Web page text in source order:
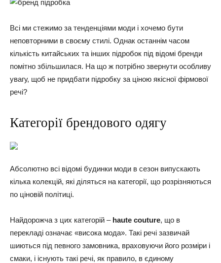
Всі ми стежимо за тенденціями моди і хочемо бути
неповторними в своєму стилі. Однак останнім часом
кількість китайських та інших підробок під відомі бренди
помітно збільшилася. На що ж потрібно звернути особливу
увагу, щоб не придбати підробку за ціною якісної фірмової
речі?
Категорії брендового одягу
Абсолютно всі відомі будинки моди в сезон випускають
кілька колекцій, які діляться на категорії, що розрізняються
по ціновій політиці.
Найдорожча з цих категорій – haute couture, що в
перекладі означає «висока мода». Такі речі зазвичай
шиються під певного замовника, враховуючи його розміри і
смаки, і існують такі речі, як правило, в єдиному